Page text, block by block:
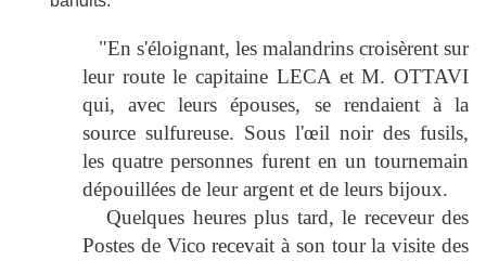
"En s'éloignant, les malandrins croisèrent sur
leur route le capitaine LECA et M. OTTAVI
qui, avec leurs épouses, se rendaient à la
source sulfureuse. Sous l'œil noir des fusils,
les quatre personnes furent en un tournemain
dépouillées de leur argent et de leurs bijoux.
Quelques heures plus tard, le receveur des
Postes de Vico recevait à son tour la visite des